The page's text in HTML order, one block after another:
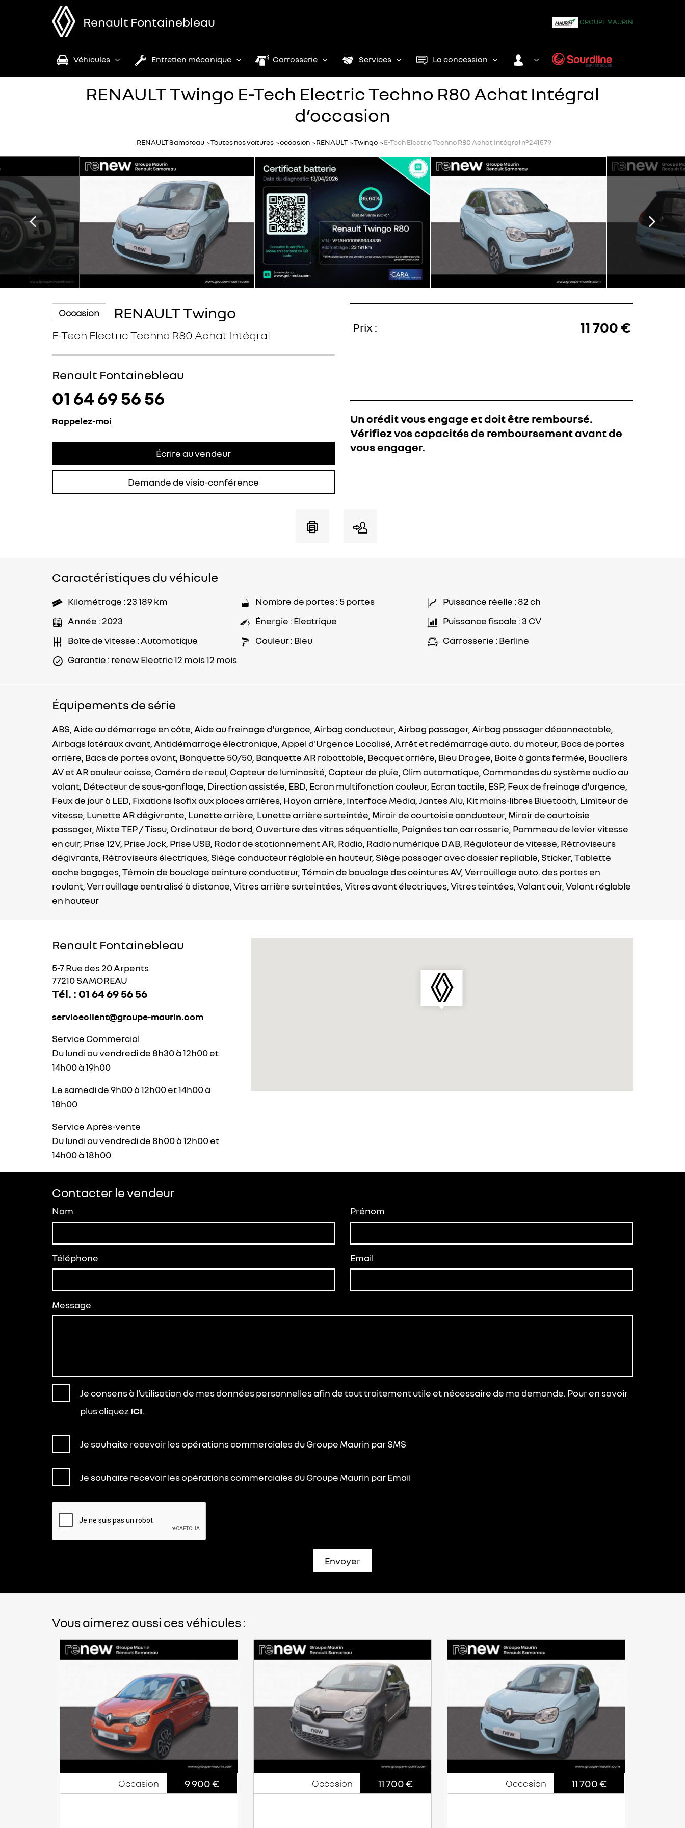
Renault Fontainebleau GROUPE MAURIN
Véhicules Entretien mécanique Carrosserie Services La concession
RENAULT Twingo E-Tech Electric Techno R80 Achat Intégral
d’occasion
RENAULT Samoreau Toutes nos voitures occasion RENAULT Twingo E-Tech Electric Techno R80 Achat Intégral n°241579
Occasion RENAULT Twingo
E-Tech Electric Techno R80 Achat Intégral
Renault Fontainebleau
01 64 69 56 56
Rappelez-moi
Écrire au vendeur
Demande de visio-conférence
Prix : 11 700 €
Un crédit vous engage et doit être remboursé.
Vérifiez vos capacités de remboursement avant de
vous engager.
Caractéristiques du véhicule
Kilométrage : 23 189 km Nombre de portes : 5 portes
Puissance réelle : 82 ch
Année : 2023
Énergie : Electrique
Puissance fiscale : 3 CV
Boîte de vitesse : Automatique
Couleur : Bleu
Carrosserie : Berline
Garantie : renew Electric 12 mois 12 mois
Équipements de série
ABS, Aide au démarrage en côte, Aide au freinage d'urgence, Airbag conducteur, Airbag passager, Airbag passager déconnectable,
Airbags latéraux avant, Antidémarrage électronique, Appel d'Urgence Localisé, Arrêt et redémarrage auto. du moteur, Bacs de portes
arrière, Bacs de portes avant, Banquette 50/50, Banquette AR rabattable, Becquet arrière, Bleu Dragee, Boite à gants fermée, Boucliers
AV et AR couleur caisse, Caméra de recul, Capteur de luminosité, Capteur de pluie, Clim automatique, Commandes du système audio au
volant, Détecteur de sous-gonflage, Direction assistée, EBD, Ecran multifonction couleur, Ecran tactile, ESP, Feux de freinage d'urgence,
Feux de jour à LED, Fixations Isofix aux places arrières, Hayon arrière, Interface Media, Jantes Alu, Kit mains-libres Bluetooth, Limiteur de
vitesse, Lunette AR dégivrante, Lunette arrière, Lunette arrière surteintée, Miroir de courtoisie conducteur, Miroir de courtoisie
passager, Mixte TEP / Tissu, Ordinateur de bord, Ouverture des vitres séquentielle, Poignées ton carrosserie, Pommeau de levier vitesse
en cuir, Prise 12V, Prise Jack, Prise USB, Radar de stationnement AR, Radio, Radio numérique DAB, Régulateur de vitesse, Rétroviseurs
dégivrants, Rétroviseurs électriques, Siège conducteur réglable en hauteur, Siège passager avec dossier repliable, Sticker, Tablette
cache bagages, Témoin de bouclage ceinture conducteur, Témoin de bouclage des ceintures AV, Verrouillage auto. des portes en
roulant, Verrouillage centralisé à distance, Vitres arrière surteintées, Vitres avant électriques, Vitres teintées, Volant cuir, Volant réglable
en hauteur
Renault Fontainebleau
5-7 Rue des 20 Arpents
77210 SAMOREAU
Tél. : 01 64 69 56 56
serviceclient@groupe-maurin.com
Service Commercial
Du lundi au vendredi de 8h30 à 12h00 et
14h00 à 19h00
Le samedi de 9h00 à 12h00 et 14h00 à
18h00
Service Après-vente
Du lundi au vendredi de 8h00 à 12h00 et
14h00 à 18h00
Contacter le vendeur
Nom Prénom
Téléphone Email
Message
Je consens à l’utilisation de mes données personnelles afin de tout traitement utile et nécessaire de ma demande. Pour en savoir
plus cliquezICI.
Je souhaite recevoir les opérations commerciales du Groupe Maurin par SMS
Je souhaite recevoir les opérations commerciales du Groupe Maurin par Email
Envoyer
Vous aimerez aussi ces véhicules :
Occasion 9 900 € Occasion 11 700 € Occasion 11 700 €